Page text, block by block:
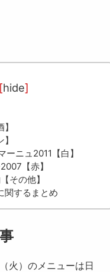
[hide]
ニュ2011【白】
【赤】
その他】
関するまとめ
火）のメニューは日